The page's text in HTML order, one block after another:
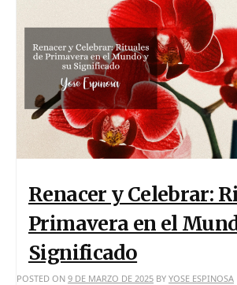
Renacer y Celebrar:
Primavera en el
Significado
POSTED ON 9 DE MARZO DE 2025 BY YOSE ESPINOSA